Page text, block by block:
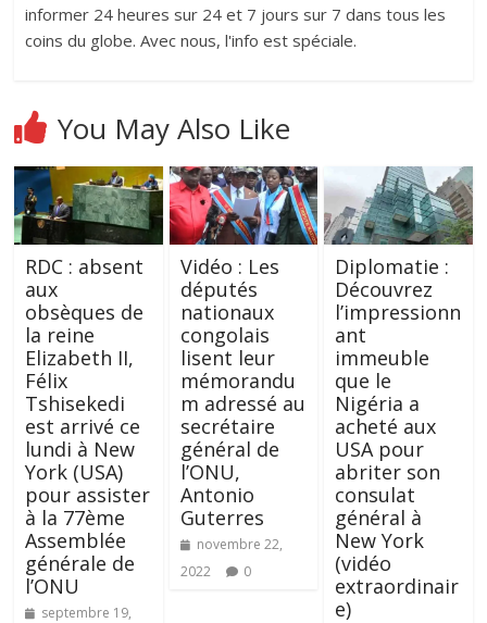
informer 24 heures sur 24 et 7 jours sur 7 dans tous les
coins du globe. Avec nous, l'info est spéciale.
You May Also Like
RDC : absent
aux
obsèques de
la reine
Elizabeth II,
Félix
Tshisekedi
est arrivé ce
lundi à New
York (USA)
pour assister
à la 77ème
Assemblée
générale de
l’ONU
septembre 19,
Vidéo : Les
députés
nationaux
congolais
lisent leur
mémorandu
m adressé au
secrétaire
général de
l’ONU,
Antonio
Guterres
novembre 22,
2022
0
Diplomatie :
Découvrez
l’impressionn
ant
immeuble
que le
Nigéria a
acheté aux
USA pour
abriter son
consulat
général à
New York
(vidéo
extraordinair
e)